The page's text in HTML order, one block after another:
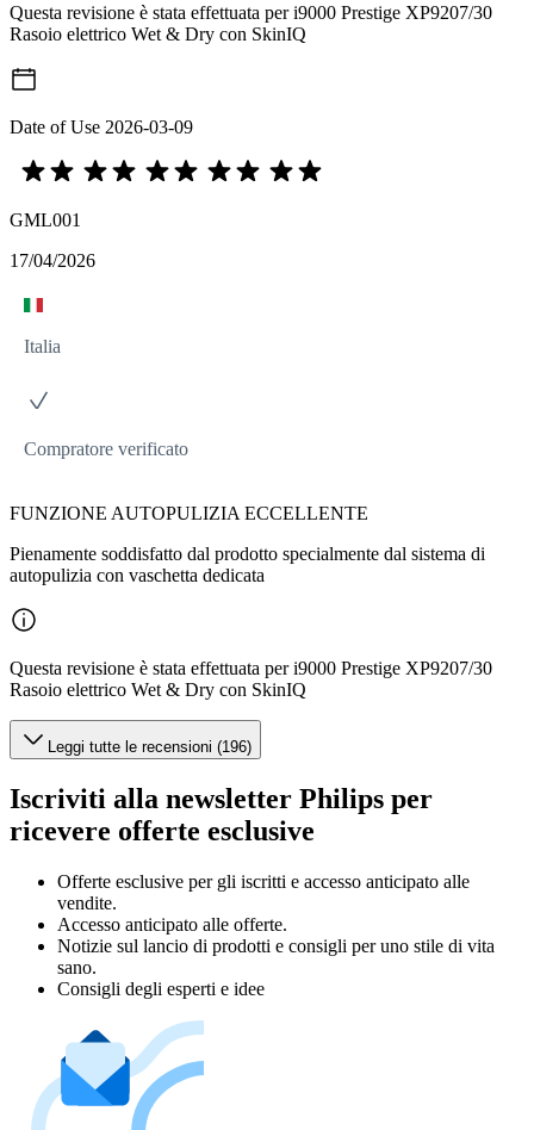
Questa revisione è stata effettuata per i9000 Prestige XP9207/30
Rasoio elettrico Wet & Dry con SkinIQ
Date of Use 2026-03-09
GML001
17/04/2026
Italia
Compratore verificato
FUNZIONE AUTOPULIZIA ECCELLENTE
Pienamente soddisfatto dal prodotto specialmente dal sistema di
autopulizia con vaschetta dedicata
Questa revisione è stata effettuata per i9000 Prestige XP9207/30
Rasoio elettrico Wet & Dry con SkinIQ
Leggi tutte le recensioni (196)
Iscriviti alla newsletter Philips per
ricevere offerte esclusive
Offerte esclusive per gli iscritti e accesso anticipato alle
vendite.
Accesso anticipato alle offerte.
Notizie sul lancio di prodotti e consigli per uno stile di vita
sano.
Consigli degli esperti e idee